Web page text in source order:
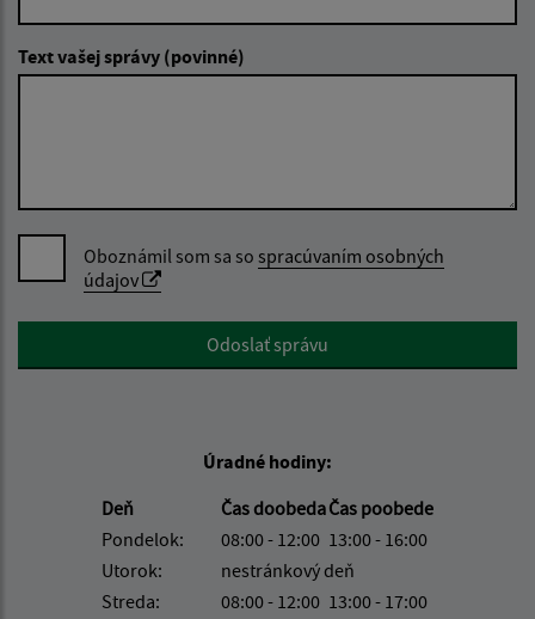
Text vašej správy (povinné)
Oboznámil som sa so spracúvaním osobných
údajov
Google reCaptcha ResponseOdoslať správu
Úradné hodiny:
Deň
Čas doobedaČas poobede
Pondelok:
08:00 - 12:00 13:00 - 16:00
Utorok:
nestránkový deň
Streda:
08:00 - 12:00 13:00 - 17:00